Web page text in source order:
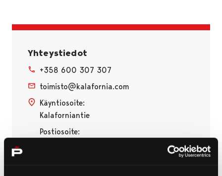
Yhteystiedot
+358 600 307 307
toimisto@kalafornia.com
Käyntiosoite:
Kalaforniantie
Postiosoite: